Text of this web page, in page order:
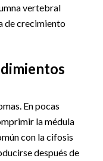
vertebral
de crecimiento
En pocas
la médula
con la cifosis
después de